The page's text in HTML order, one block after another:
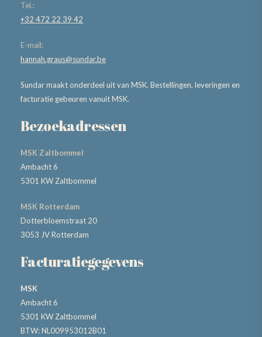
Tel.:
+32 472 22 39 42
E-mail:
hannah.graus@sundar.be
Sundar maakt onderdeel uit van MSK. Bestellingen, leveringen en
facturatie gebeuren vanuit MSK.
Bezoekadressen
MSK Zaltbommel
Ambacht 6
5301 KW Zaltbommel
MSK Rotterdam
Dotterbloemstraat 20
3053 JV Rotterdam
Facturatiegegevens
MSK
Ambacht 6
5301 KW Zaltbommel
BTW: NL009953012B01